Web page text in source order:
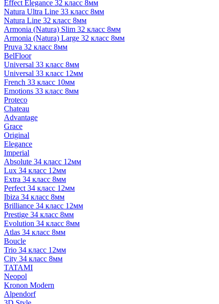
Effect Elegance 32 класс 8мм
Natura Ultra Line 33 класс 8мм
Natura Line 32 класс 8мм
Armonia (Natura) Slim 32 класс 8мм
Armonia (Natura) Large 32 класс 8мм
Pruva 32 класс 8мм
BelFloor
Universal 33 класс 8мм
Universal 33 класс 12мм
French 33 класс 10мм
Emotions 33 класс 8мм
Proteco
Chateau
Advantage
Grace
Original
Elegance
Imperial
Absolute 34 класс 12мм
Lux 34 класс 12мм
Extra 34 класс 8мм
Perfect 34 класс 12мм
Ibiza 34 класс 8мм
Brilliance 34 класс 12мм
Prestige 34 класс 8мм
Evolution 34 класс 8мм
Atlas 34 класс 8мм
Boucle
Trio 34 класс 12мм
City 34 класс 8мм
TATAMI
Neopol
Kronon Modern
Alpendorf